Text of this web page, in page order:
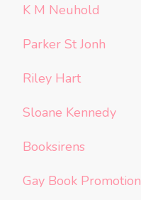
K M Neuhold
Parker St Jonh
Riley Hart
Sloane Kennedy
Booksirens
Gay Book Promotion